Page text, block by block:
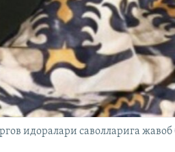
идоралари саволларига